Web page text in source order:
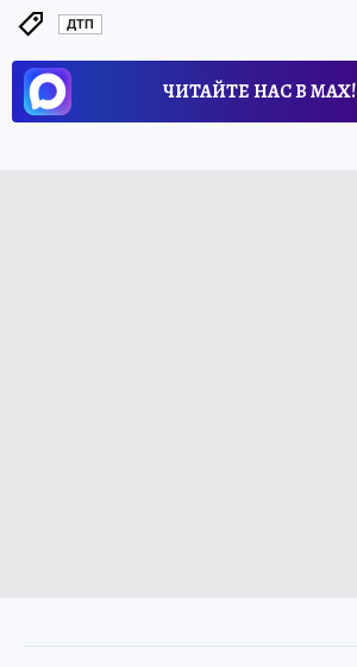
ДТП
ЧИТАЙТЕ НАС В МАХ!